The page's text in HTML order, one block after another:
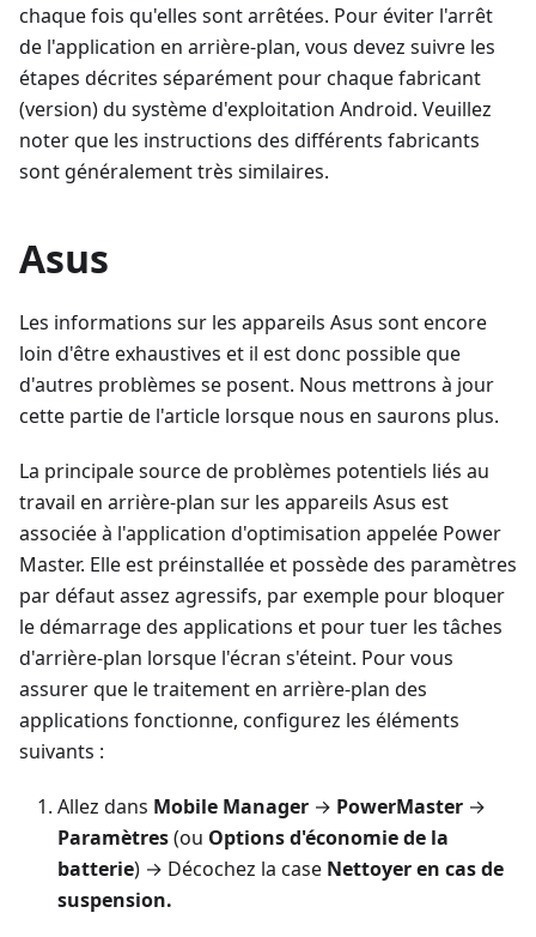
chaque fois qu'elles sont arrêtées. Pour éviter l'arrêt
de l'application en arrière-plan, vous devez suivre les
étapes décrites séparément pour chaque fabricant
(version) du système d'exploitation Android. Veuillez
noter que les instructions des différents fabricants
sont généralement très similaires.
Asus
Les informations sur les appareils Asus sont encore
loin d'être exhaustives et il est donc possible que
d'autres problèmes se posent. Nous mettrons à jour
cette partie de l'article lorsque nous en saurons plus.
La principale source de problèmes potentiels liés au
travail en arrière-plan sur les appareils Asus est
associée à l'application d'optimisation appelée Power
Master. Elle est préinstallée et possède des paramètres
par défaut assez agressifs, par exemple pour bloquer
le démarrage des applications et pour tuer les tâches
d'arrière-plan lorsque l'écran s'éteint. Pour vous
assurer que le traitement en arrière-plan des
applications fonctionne, configurez les éléments
suivants :
Allez dans Mobile Manager → PowerMaster →
Paramètres(ou Options d'économie de la
batterie) → Décochez la case Nettoyer en cas de
suspension.